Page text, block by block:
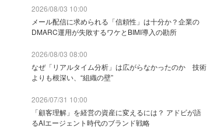
2026/08/03 10:00
メール配信に求められる「信頼性」は十分か？企業の
DMARC運用が失敗するワケとBIMI導入の勘所
2026/08/03 08:00
なぜ「リアルタイム分析」は広がらなかったのか 技術
よりも根深い、“組織の壁”
2026/07/31 10:00
「顧客理解」を経営の資産に変えるには？ アドビが語
るAIエージェント時代のブランド戦略